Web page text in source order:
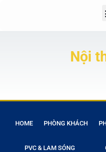
Nội
HOME PHÒNG KHÁCH
PVC & LAM SÓNG